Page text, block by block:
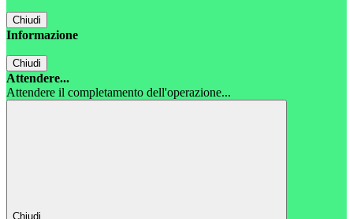
Chiudi
Informazione
Chiudi
Attendere...
Attendere il completamento dell'operazione...
Chiudi